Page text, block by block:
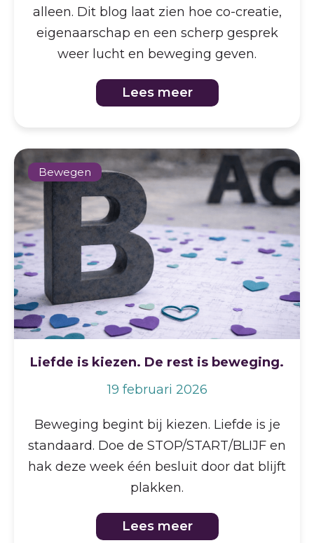
alleen. Dit blog laat zien hoe co-creatie,
eigenaarschap en een scherp gesprek
weer lucht en beweging geven.
Lees meer
Bewegen
Liefde is kiezen. De rest is beweging.
19 februari 2026
Beweging begint bij kiezen. Liefde is je
standaard. Doe de STOP/START/BLIJF en
hak deze week één besluit door dat blijft
plakken.
Lees meer